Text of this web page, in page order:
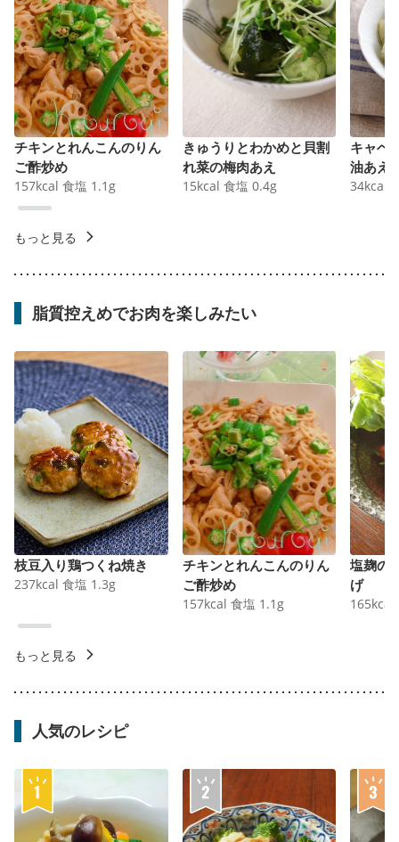
チキンとれんこんのりん
ご酢炒め
157kcal 食塩 1.1 g
きゅうりとわかめと貝割
れ菜の梅肉あえ
15kcal 食塩 0.4g
キャベ
油あえ
34kcal
もっと見る
脂質控えめでお肉を楽しみたい
枝豆入り鶏つくね焼き
237kcal 食塩 1.3g
チキンとれんこんのりん
ご酢炒め
157kcal 食塩 1.1 g
塩麹の
げ
165kcal
もっと見る
人気のレシピ